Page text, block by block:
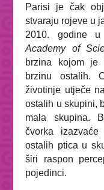
Parisi je čak
stvaraju rojeve u
2010. godine u
Academy of
brzina kojom je
brzinu ostalih.
životinje utječe
ostalih u skupini,
mala skupina.
čvorka izazvaće
ostalih ptica u
širi raspon
pojedinci.